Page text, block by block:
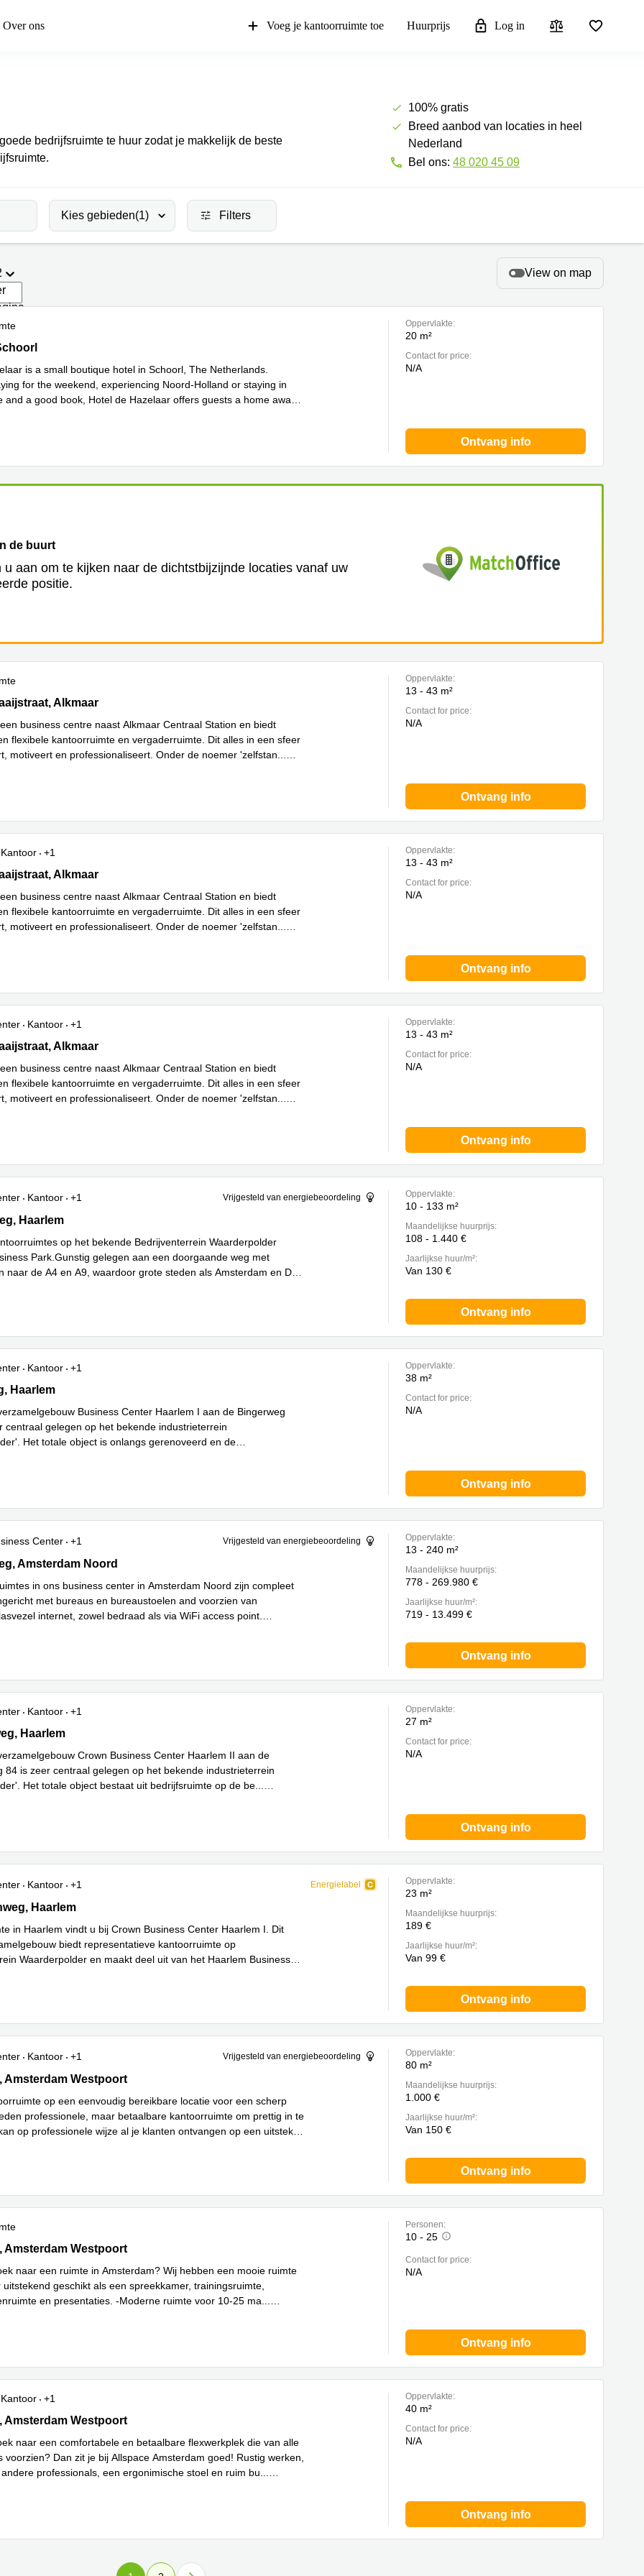
Over ons Voeg je kantoorruimte toe Huurprijs Log in
bedrijfsruimte te huur zodat je makkelijk de beste
100% gratis
Breed aanbod van locaties in heel
Nederland
Bel ons: 48 020 45 09
Kies gebieden(1) Filters
View on map
is a small boutique hotel in Schoorl, The Netherlands.
for the weekend, experiencing Noord-Holland or staying in
and a good book, Hotel de Hazelaar offers guests a home away
Oppervlakte:
20 m²
Contact for price:
N/A
Ontvang info
de buurt
u aan om te kijken naar de dichtstbijzijnde locaties vanaf uw
positie.
64, Alkmaar
Alkmaar
business centre naast Alkmaar Centraal Station en biedt
flexibele kantoorruimte en vergaderruimte. Dit alles in een sfeer
motiveert en professionaliseert. Onder de noemer 'zelfstan
Oppervlakte:
13 - 43 m²
Contact for price:
N/A
Ontvang info
Kantoor
+1
64, Alkmaar
Alkmaar
business centre naast Alkmaar Centraal Station en biedt
flexibele kantoorruimte en vergaderruimte. Dit alles in een sfeer
motiveert en professionaliseert. Onder de noemer 'zelfstan
Oppervlakte:
13 - 43 m²
Contact for price:
N/A
Ontvang info
Kantoor
+1
64, Alkmaar
Alkmaar
business centre naast Alkmaar Centraal Station en biedt
flexibele kantoorruimte en vergaderruimte. Dit alles in een sfeer
motiveert en professionaliseert. Onder de noemer 'zelfstan
Oppervlakte:
13 - 43 m²
Contact for price:
N/A
Ontvang info
Kantoor +1 Vrijgesteld van energiebeoordeling
52A, Haarlem
Haarlem
op het bekende Bedrijventerrein Waarderpolder
Park.Gunstig gelegen aan een doorgaande weg met
naar de A4 en A9, waardoor grote steden als Amsterdam en Den
Oppervlakte:
10 - 133 m²
Maandelijkse huurprijs:
108 - 1.440 €
Jaarlijkse huur/m²:
Van 130 €
Ontvang info
Kantoor
+1
- 18r, Haarlem
Haarlem
Business Center Haarlem I aan de Bingerweg
centraal gelegen op het bekende industrieterrein
Het totale object is onlangs gerenoveerd en de
Oppervlakte:
38 m²
Contact for price:
N/A
Ontvang info
Center +1 Vrijgesteld van energiebeoordeling
14, Amsterdam Noord
Amsterdam Noord
in ons business center in Amsterdam Noord zijn compleet
met bureaus en bureaustoelen and voorzien van
internet, zowel bedraad als via WiFi access point.
Oppervlakte:
13 - 240 m²
Maandelijkse huurprijs:
778 - 269.980 €
Jaarlijkse huur/m²:
719 - 13.499 €
Ontvang info
Kantoor
+1
84, Haarlem
Haarlem
Crown Business Center Haarlem II aan de
84 is zeer centraal gelegen op het bekende industrieterrein
Het totale object bestaat uit bedrijfsruimte op de be
Oppervlakte:
27 m²
Contact for price:
N/A
Ontvang info
Kantoor +1 Energielabel
5A, Haarlem
Haarlem
in Haarlem vindt u bij Crown Business Center Haarlem I. Dit
biedt representatieve kantoorruimte op
Waarderpolder en maakt deel uit van het Haarlem Business
Oppervlakte:
23 m²
Maandelijkse huurprijs:
189 €
Jaarlijkse huur/m²:
Van 99 €
Ontvang info
Kantoor +1 Vrijgesteld van energiebeoordeling
Amsterdam Westpoort
Amsterdam Westpoort
op een eenvoudig bereikbare locatie voor een scherp
professionele, maar betaalbare kantoorruimte om prettig in te
op professionele wijze al je klanten ontvangen op een uitstek
Oppervlakte:
80 m²
Maandelijkse huurprijs:
1.000 €
Jaarlijkse huur/m²:
Van 150 €
Ontvang info
Amsterdam Westpoort
Amsterdam Westpoort
naar een ruimte in Amsterdam? Wij hebben een mooie ruimte
uitstekend geschikt als een spreekkamer, trainingsruimte,
en presentaties. -Moderne ruimte voor 10-25 ma
Personen:
10 - 25
Contact for price:
N/A
Ontvang info
Kantoor
+1
Amsterdam Westpoort
Amsterdam Westpoort
naar een comfortabele en betaalbare flexwerkplek die van alle
voorzien? Dan zit je bij Allspace Amsterdam goed! Rustig werken,
professionals, een ergonimische stoel en ruim bu
Oppervlakte:
40 m²
Contact for price:
N/A
Ontvang info